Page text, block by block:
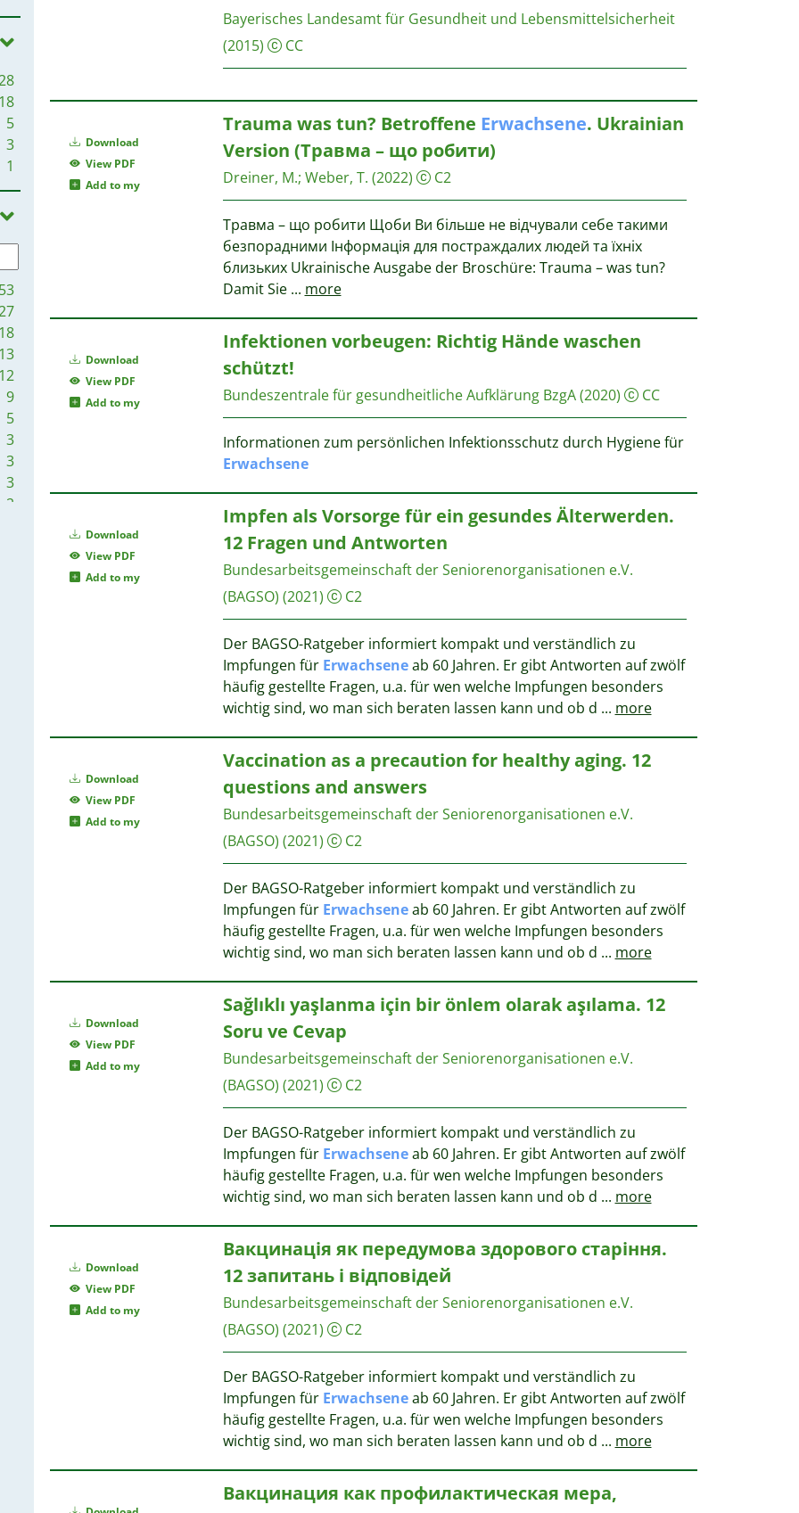
3
3
3
3
2
2
2
2
2
2
18
5
3
1
18
13
12
9
5
3
3
3
2
Bayerisches Landesamt für Gesundheit und Lebensmittelsicherheit
(2015)
CC
Download
View PDF
Add to my
Trauma was tun? Betroffene Erwachsene. Ukrainian
Version (Травма – що робити)
Dreiner, M.; Weber, T. (2022) C2
Травма – що робити Щоби Ви більше не відчували себе такими
безпорадними Інформація для постраждалих людей та їхніх
близьких Ukrainische Ausgabe der Broschüre: Trauma – was tun?
Damit Sie ... more
Download
View PDF
Add to my
Infektionen vorbeugen: Richtig Hände waschen
schützt!
Bundeszentrale für gesundheitliche Aufklärung BzgA (2020) CC
Informationen zum persönlichen Infektionsschutz durch Hygiene für
Erwachsene
Download
View PDF
Add to my
Impfen als Vorsorge für ein gesundes Älterwerden.
12 Fragen und Antworten
Bundesarbeitsgemeinschaft der ­Seniorenorganisationen e.V.
(BAGSO) (2021) C2
Der BAGSO-Ratgeber informiert kompakt und verständlich zu
Impfungen für Erwachseneab 60 Jahren. Er gibt Antworten auf zwölf
häufig gestellte Fragen, u.a. für wen welche Impfungen besonders
wichtig sind, wo man sich beraten lassen kann und ob d ... more
Download
View PDF
Add to my
Vaccination as a precaution for healthy aging. 12
questions and answers
Bundesarbeitsgemeinschaft der ­Seniorenorganisationen e.V.
(BAGSO) (2021) C2
Der BAGSO-Ratgeber informiert kompakt und verständlich zu
Impfungen für Erwachseneab 60 Jahren. Er gibt Antworten auf zwölf
häufig gestellte Fragen, u.a. für wen welche Impfungen besonders
wichtig sind, wo man sich beraten lassen kann und ob d ... more
Download
View PDF
Add to my
Sağlıklı yaşlanma için bir önlem olarak aşılama. 12
Soru ve Cevap
Bundesarbeitsgemeinschaft der ­Seniorenorganisationen e.V.
(BAGSO) (2021) C2
Der BAGSO-Ratgeber informiert kompakt und verständlich zu
Impfungen für Erwachseneab 60 Jahren. Er gibt Antworten auf zwölf
häufig gestellte Fragen, u.a. für wen welche Impfungen besonders
wichtig sind, wo man sich beraten lassen kann und ob d ... more
Download
View PDF
Add to my
Вакцинація як передумова здорового старіння.
12 запитань і відповідей
Bundesarbeitsgemeinschaft der ­Seniorenorganisationen e.V.
(BAGSO) (2021) C2
Der BAGSO-Ratgeber informiert kompakt und verständlich zu
Impfungen für Erwachseneab 60 Jahren. Er gibt Antworten auf zwölf
häufig gestellte Fragen, u.a. für wen welche Impfungen besonders
wichtig sind, wo man sich beraten lassen kann und ob d ... more
Вакцинация как профилактическая мера,